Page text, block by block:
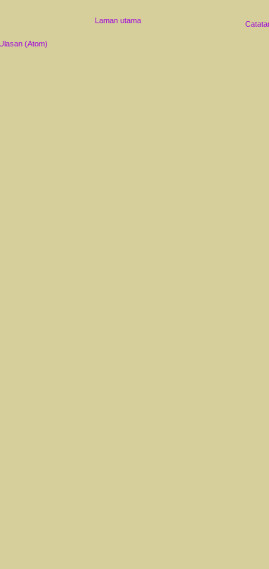
Laman utama
(Atom)